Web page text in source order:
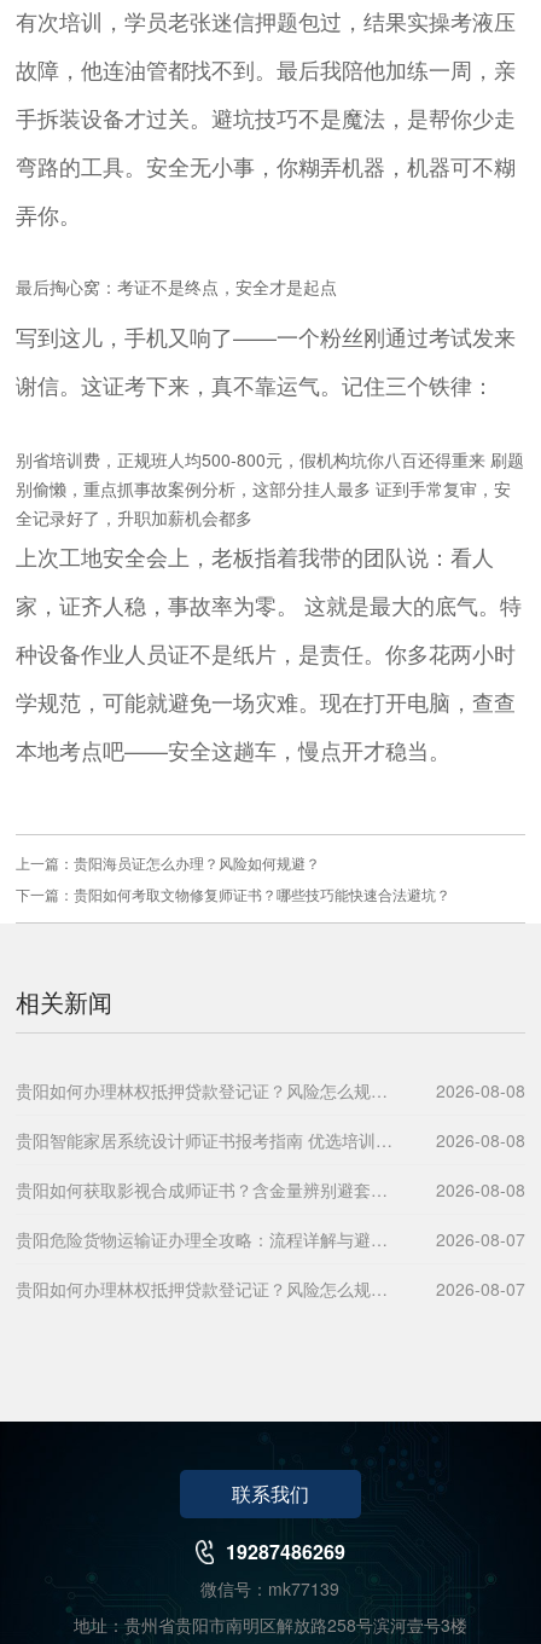
有次培训，学员老张迷信押题包过，结果实操考液压
故障，他连油管都找不到。最后我陪他加练一周，亲
手拆装设备才过关。避坑技巧不是魔法，是帮你少走
弯路的工具。安全无小事，你糊弄机器，机器可不糊
弄你。
最后掏心窝：考证不是终点，安全才是起点
写到这儿，手机又响了——一个粉丝刚通过考试发来
谢信。这证考下来，真不靠运气。记住三个铁律：
别省培训费，正规班人均500-800元，假机构坑你八百还得重来 刷题
别偷懒，重点抓事故案例分析，这部分挂人最多 证到手常复审，安
全记录好了，升职加薪机会都多
上次工地安全会上，老板指着我带的团队说：看人
家，证齐人稳，事故率为零。 这就是最大的底气。特
种设备作业人员证不是纸片，是责任。你多花两小时
学规范，可能就避免一场灾难。现在打开电脑，查查
本地考点吧——安全这趟车，慢点开才稳当。
上一篇：贵阳海员证怎么办理？风险如何规避？
下一篇：贵阳如何考取文物修复师证书？哪些技巧能快速合法避坑？
相关新闻
贵阳如何办理林权抵押贷款登记证？风险怎么规避？ 2026-08-08
贵阳智能家居系统设计师证书报考指南 优选培训机构排行榜 2026-08-08
贵阳如何获取影视合成师证书？含金量辨别避套路妙招？ 2026-08-08
贵阳危险货物运输证办理全攻略：流程详解与避坑指南 2026-08-07
贵阳如何办理林权抵押贷款登记证？风险怎么规避有保障？ 2026-08-07
联系我们
19287486269
微信号：mk77139
地址：贵州省贵阳市南明区解放路258号滨河壹号3楼